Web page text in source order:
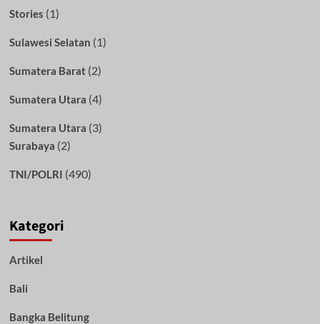
Stories (1)
Sulawesi Selatan (1)
Sumatera Barat(2)
Sumatera Utara (4)
Sumatera Utara (3)
Surabaya (2)
TNI/POLRI (490)
Kategori
Artikel
Bali
Bangka Belitung